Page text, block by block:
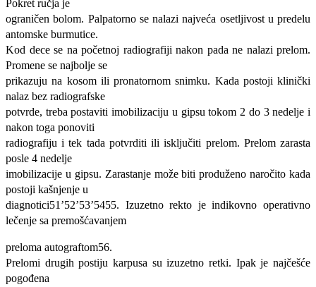
Pokret ručja je
ograničen bolom. Palpatorno se nalazi najveća osetljivost u predelu
antomske burmutice.
Kod dece se na početnoj radiografiji nakon pada ne nalazi prelom.
Promene se najbolje se
prikazuju na kosom ili pronatornom snimku. Kada postoji klinički
nalaz bez radiografske
potvrde, treba postaviti imobilizaciju u gipsu tokom 2 do 3 nedelje i
nakon toga ponoviti
radiografiju i tek tada potvrditi ili isključiti prelom. Prelom zarasta
posle 4 nedelje
imobilizacije u gipsu. Zarastanje može biti produženo naročito kada
postoji kašnjenje u
diagnotici51’52’53’5455. Izuzetno rekto je indikovno operativno
lečenje sa premošćavanjem
preloma autograftom56.
Prelomi drugih postiju karpusa su izuzetno retki. Ipak je najčešće
pogođena